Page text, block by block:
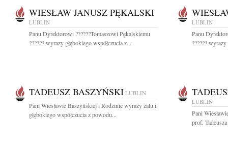
WIESŁAW JANUSZ PĘKALSKI
LUBLIN
Panu Dyrektorowi ??????Tomaszowi Pękalskiemu
?????? wyrazy głębokiego współczucia z...
LUBLIN
Panu
??????
TADEUSZ BASZYŃSKI LUBLIN
Pani Wiesławie Baszyńskiej i Rodzinie wyrazy żalu i
głębokiego współczucia z powodu...
LUBLIN
Pani
prof.